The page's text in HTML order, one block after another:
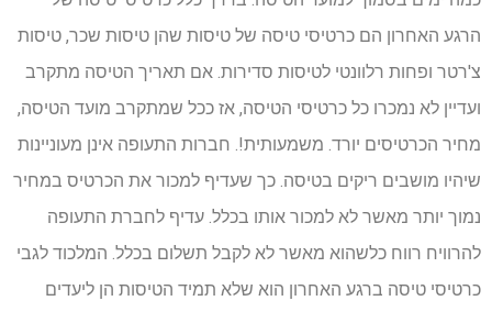
הרגע האחרון הם כרטיסי טיסה של טיסות שהן טיסות שכר, טיסות
צ'רטר ופחות רלוונטי לטיסות סדירות. אם תאריך הטיסה מתקרב
ועדיין לא נמכרו כל כרטיסי הטיסה, אז ככל שמתקרב מועד הטיסה,
מחיר הכרטיסים יורד. משמעותית!. חברות התעופה אינן מעוניינות
שיהיו מושבים ריקים בטיסה. כך שעדיף למכור את הכרטיס במחיר
נמוך יותר מאשר לא למכור אותו בכלל. עדיף לחברת התעופה
להרוויח רווח כלשהוא מאשר לא לקבל תשלום בכלל. המלכוד לגבי
כרטיסי טיסה ברגע האחרון הוא שלא תמיד הטיסות הן ליעדים